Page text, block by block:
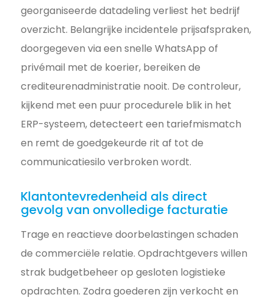
georganiseerde datadeling verliest het bedrijf
overzicht. Belangrijke incidentele prijsafspraken,
doorgegeven via een snelle WhatsApp of
privémail met de koerier, bereiken de
crediteurenadministratie nooit. De controleur,
kijkend met een puur procedurele blik in het
ERP-systeem, detecteert een tariefmismatch
en remt de goedgekeurde rit af tot de
communicatiesilo verbroken wordt.
Klantontevredenheid als direct
gevolg van onvolledige facturatie
Trage en reactieve doorbelastingen schaden
de commerciële relatie. Opdrachtgevers willen
strak budgetbeheer op gesloten logistieke
opdrachten. Zodra goederen zijn verkocht en